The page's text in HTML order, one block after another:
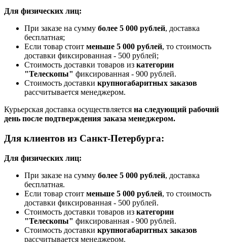
Для физических лиц:
При заказе на сумму более 5 000 рублей, доставка
бесплатная;
Если товар стоит меньше 5 000 рублей, то стоимость
доставки фиксированная - 500 рублей;
Стоимость доставки товаров из категории
"Телескопы" фиксированная - 900 рублей.
Стоимость доставки крупногабаритных заказов
рассчитывается менеджером.
Курьерская доставка осуществляется на следующий рабочий
день после подтверждения заказа менеджером.
Для клиентов из Санкт-Петербурга:
Для физических лиц:
При заказе на сумму более 5 000 рублей, доставка
бесплатная.
Если товар стоит меньше 5 000 рублей, то стоимость
доставки фиксированная - 500 рублей.
Стоимость доставки товаров из категории
"Телескопы" фиксированная - 900 рублей.
Стоимость доставки крупногабаритных заказов
рассчитывается менеджером.